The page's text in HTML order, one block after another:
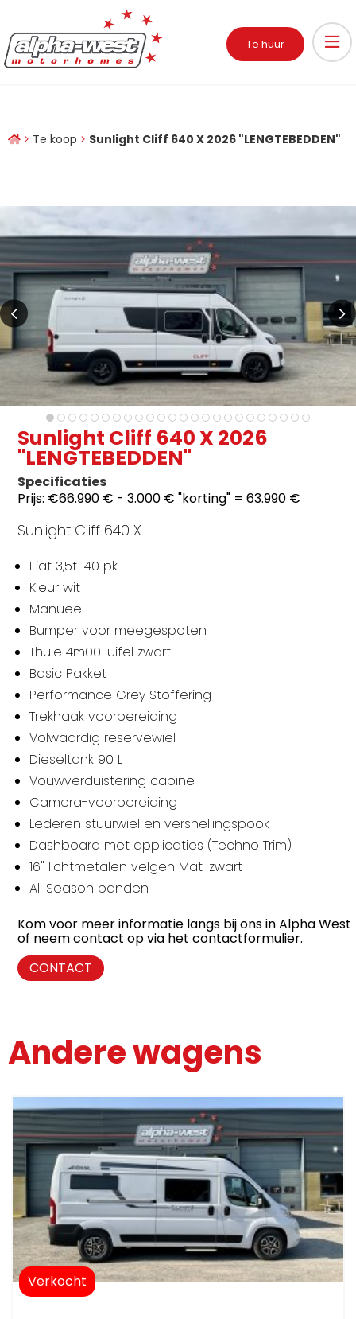
Te huur
Te koop Sunlight Cliff 640 X 2026 "LENGTEBEDDEN"
Sunlight Cliff 640 X 2026
"LENGTEBEDDEN"
Specificaties
Prijs: €66.990 € - 3.000 € "korting" = 63.990 €
Sunlight Cliff 640 X
Fiat 3,5t 140 pk
Kleur wit
Manueel
Bumper voor meegespoten
Thule 4m00 luifel zwart
Basic Pakket
Performance Grey Stoffering
Trekhaak voorbereiding
Volwaardig reservewiel
Dieseltank 90 L
Vouwverduistering cabine
Camera-voorbereiding
Lederen stuurwiel en versnellingspook
Dashboard met applicaties (Techno Trim)
16" lichtmetalen velgen Mat-zwart
All Season banden
Kom voor meer informatie langs bij ons in Alpha West
of neem contact op via het contactformulier.
CONTACT
Andere wagens
Verkocht